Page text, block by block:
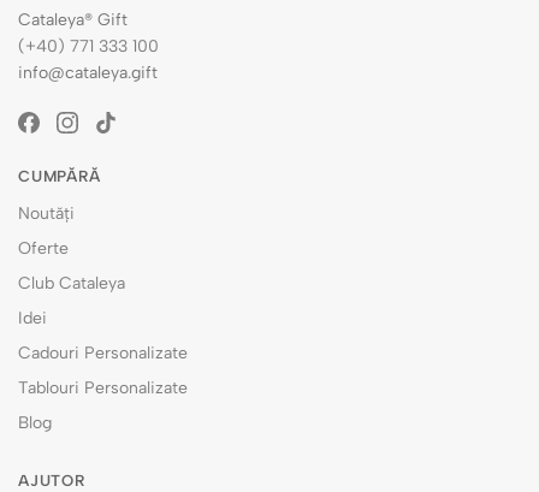
Cataleya® Gift
(+40) 771 333 100
info@cataleya.gift
CUMPĂRĂ
Noutăți
Oferte
Club Cataleya
Idei
Cadouri Personalizate
Tablouri Personalizate
Blog
AJUTOR